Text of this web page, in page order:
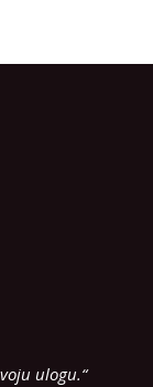
ulogu.“